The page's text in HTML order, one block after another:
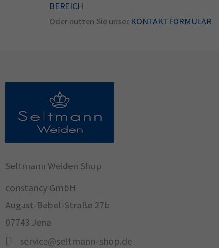
BEREICH
Oder nutzen Sie unser KONTAKTFORMULAR
Seltmann Weiden Shop
constancy GmbH
August-Bebel-Straße 27b
07743 Jena
service@seltmann-shop.de